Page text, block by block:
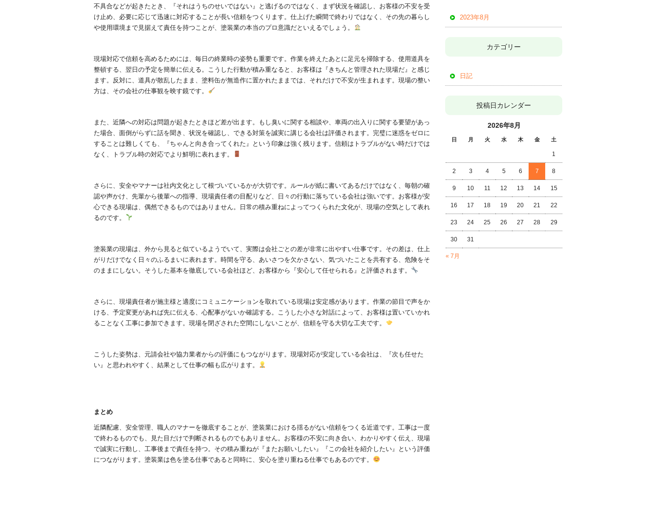
不具合などが起きたとき、『それはうちのせいではない』と逃げるのではなく、まず状況を確認し、お客様の不安を受
け止め、必要に応じて迅速に対応することが長い信頼をつくります。仕上げた瞬間で終わりではなく、その先の暮らし
や使用環境まで見据えて責任を持つことが、塗装業の本当のプロ意識だといえるでしょう。
現場対応で信頼を高めるためには、毎日の終業時の姿勢も重要です。作業を終えたあとに足元を掃除する、使用道具を
整頓する、翌日の予定を簡単に伝える。こうした行動が積み重なると、お客様は『きちんと管理された現場だ』と感じ
ます。反対に、道具が散乱したまま、塗料缶が無造作に置かれたままでは、それだけで不安が生まれます。現場の整い
方は、その会社の仕事観を映す鏡です。
また、近隣への対応は問題が起きたときほど差が出ます。もし臭いに関する相談や、車両の出入りに関する要望があっ
た場合、面倒がらずに話を聞き、状況を確認し、できる対策を誠実に講じる会社は評価されます。完璧に迷惑をゼロに
することは難しくても、『ちゃんと向き合ってくれた』という印象は強く残ります。信頼はトラブルがない時だけでは
なく、トラブル時の対応でより鮮明に表れます。
さらに、安全やマナーは社内文化として根づいているかが大切です。ルールが紙に書いてあるだけではなく、毎朝の確
認や声かけ、先輩から後輩への指導、現場責任者の目配りなど、日々の行動に落ちている会社は強いです。お客様が安
心できる現場は、偶然できるものではありません。日常の積み重ねによってつくられた文化が、現場の空気として表れ
るのです。
塗装業の現場は、外から見ると似ているようでいて、実際は会社ごとの差が非常に出やすい仕事です。その差は、仕上
がりだけでなく日々のふるまいに表れます。時間を守る、あいさつを欠かさない、気づいたことを共有する、危険をそ
のままにしない。そうした基本を徹底している会社ほど、お客様から『安心して任せられる』と評価されます。
さらに、現場責任者が施主様と適度にコミュニケーションを取れている現場は安定感があります。作業の節目で声をか
ける、予定変更があれば先に伝える、心配事がないか確認する。こうした小さな対話によって、お客様は置いていかれ
ることなく工事に参加できます。現場を閉ざされた空間にしないことが、信頼を守る大切な工夫です。
こうした姿勢は、元請会社や協力業者からの評価にもつながります。現場対応が安定している会社は、『次も任せた
い』と思われやすく、結果として仕事の幅も広がります。
まとめ
近隣配慮、安全管理、職人のマナーを徹底することが、塗装業における揺るがない信頼をつくる近道です。工事は一度
で終わるものでも、見た目だけで判断されるものでもありません。お客様の不安に向き合い、わかりやすく伝え、現場
で誠実に行動し、工事後まで責任を持つ。その積み重ねが『またお願いしたい』『この会社を紹介したい』という評価
につながります。塗装業は色を塗る仕事であると同時に、安心を塗り重ねる仕事でもあるのです。
2023年8月
カテゴリー
日記
投稿日カレンダー
2026年8月
日 月 火 水 木 金 土
« 7月
1
2 3 4 5 6 7 8
9 10 11 12 13 14 15
16 17 18 19 20 21 22
23 24 25 26 27 28 29
30 31